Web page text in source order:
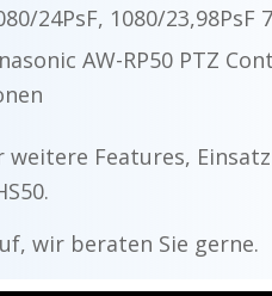
24PsF, 1080/23,98PsF
AW-RP50 PTZ
Features,
wir beraten Sie gerne.